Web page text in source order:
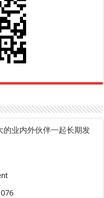
的业内外伙伴一起长期发